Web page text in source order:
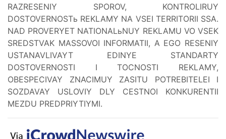
RAZRESENIY SPOROV, KONTROLIRUY
DOSTOVERNOSTь REKLAMY NA VSEI TERRITORII SSA.
NAD PROVERYET NATIONALьNUY REKLAMU VO VSEK
SREDSTVAK MASSOVOI INFORMATII, A EGO RESENIY
USTANAVLIVAYT EDINYE STANDARTY
DOSTOVERNOSTI I TOCNOSTI REKLAMY,
OBESPECIVAY ZNACIMUY ZASITU POTREBITELEI I
SOZDAVAY USLOVIY DLY CESTNOI KONKURENTII
MEZDU PREDPRIYTIYMI.